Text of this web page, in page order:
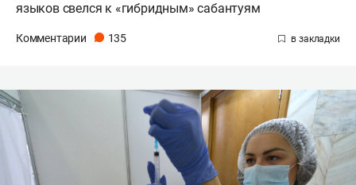
языков свелся к «гибридным» сабантуям
Комментарии 135